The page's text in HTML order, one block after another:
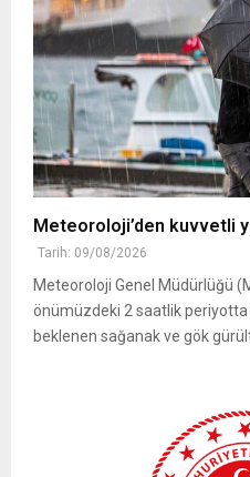
Meteoroloji’den kuvvetli
Tarih: 09/08/2026
Meteoroloji Genel Müdürlüğü
önümüzdeki 2 saatlik periyotta
beklenen sağanak ve gök